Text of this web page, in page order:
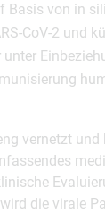
von in
CoV-2 und
vernetzt
die virale